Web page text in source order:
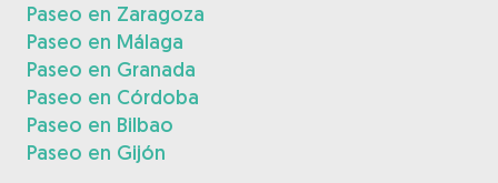
Paseo en Zaragoza
Paseo en Málaga
Paseo en Granada
Paseo en Córdoba
Paseo en Bilbao
Paseo en Gijón